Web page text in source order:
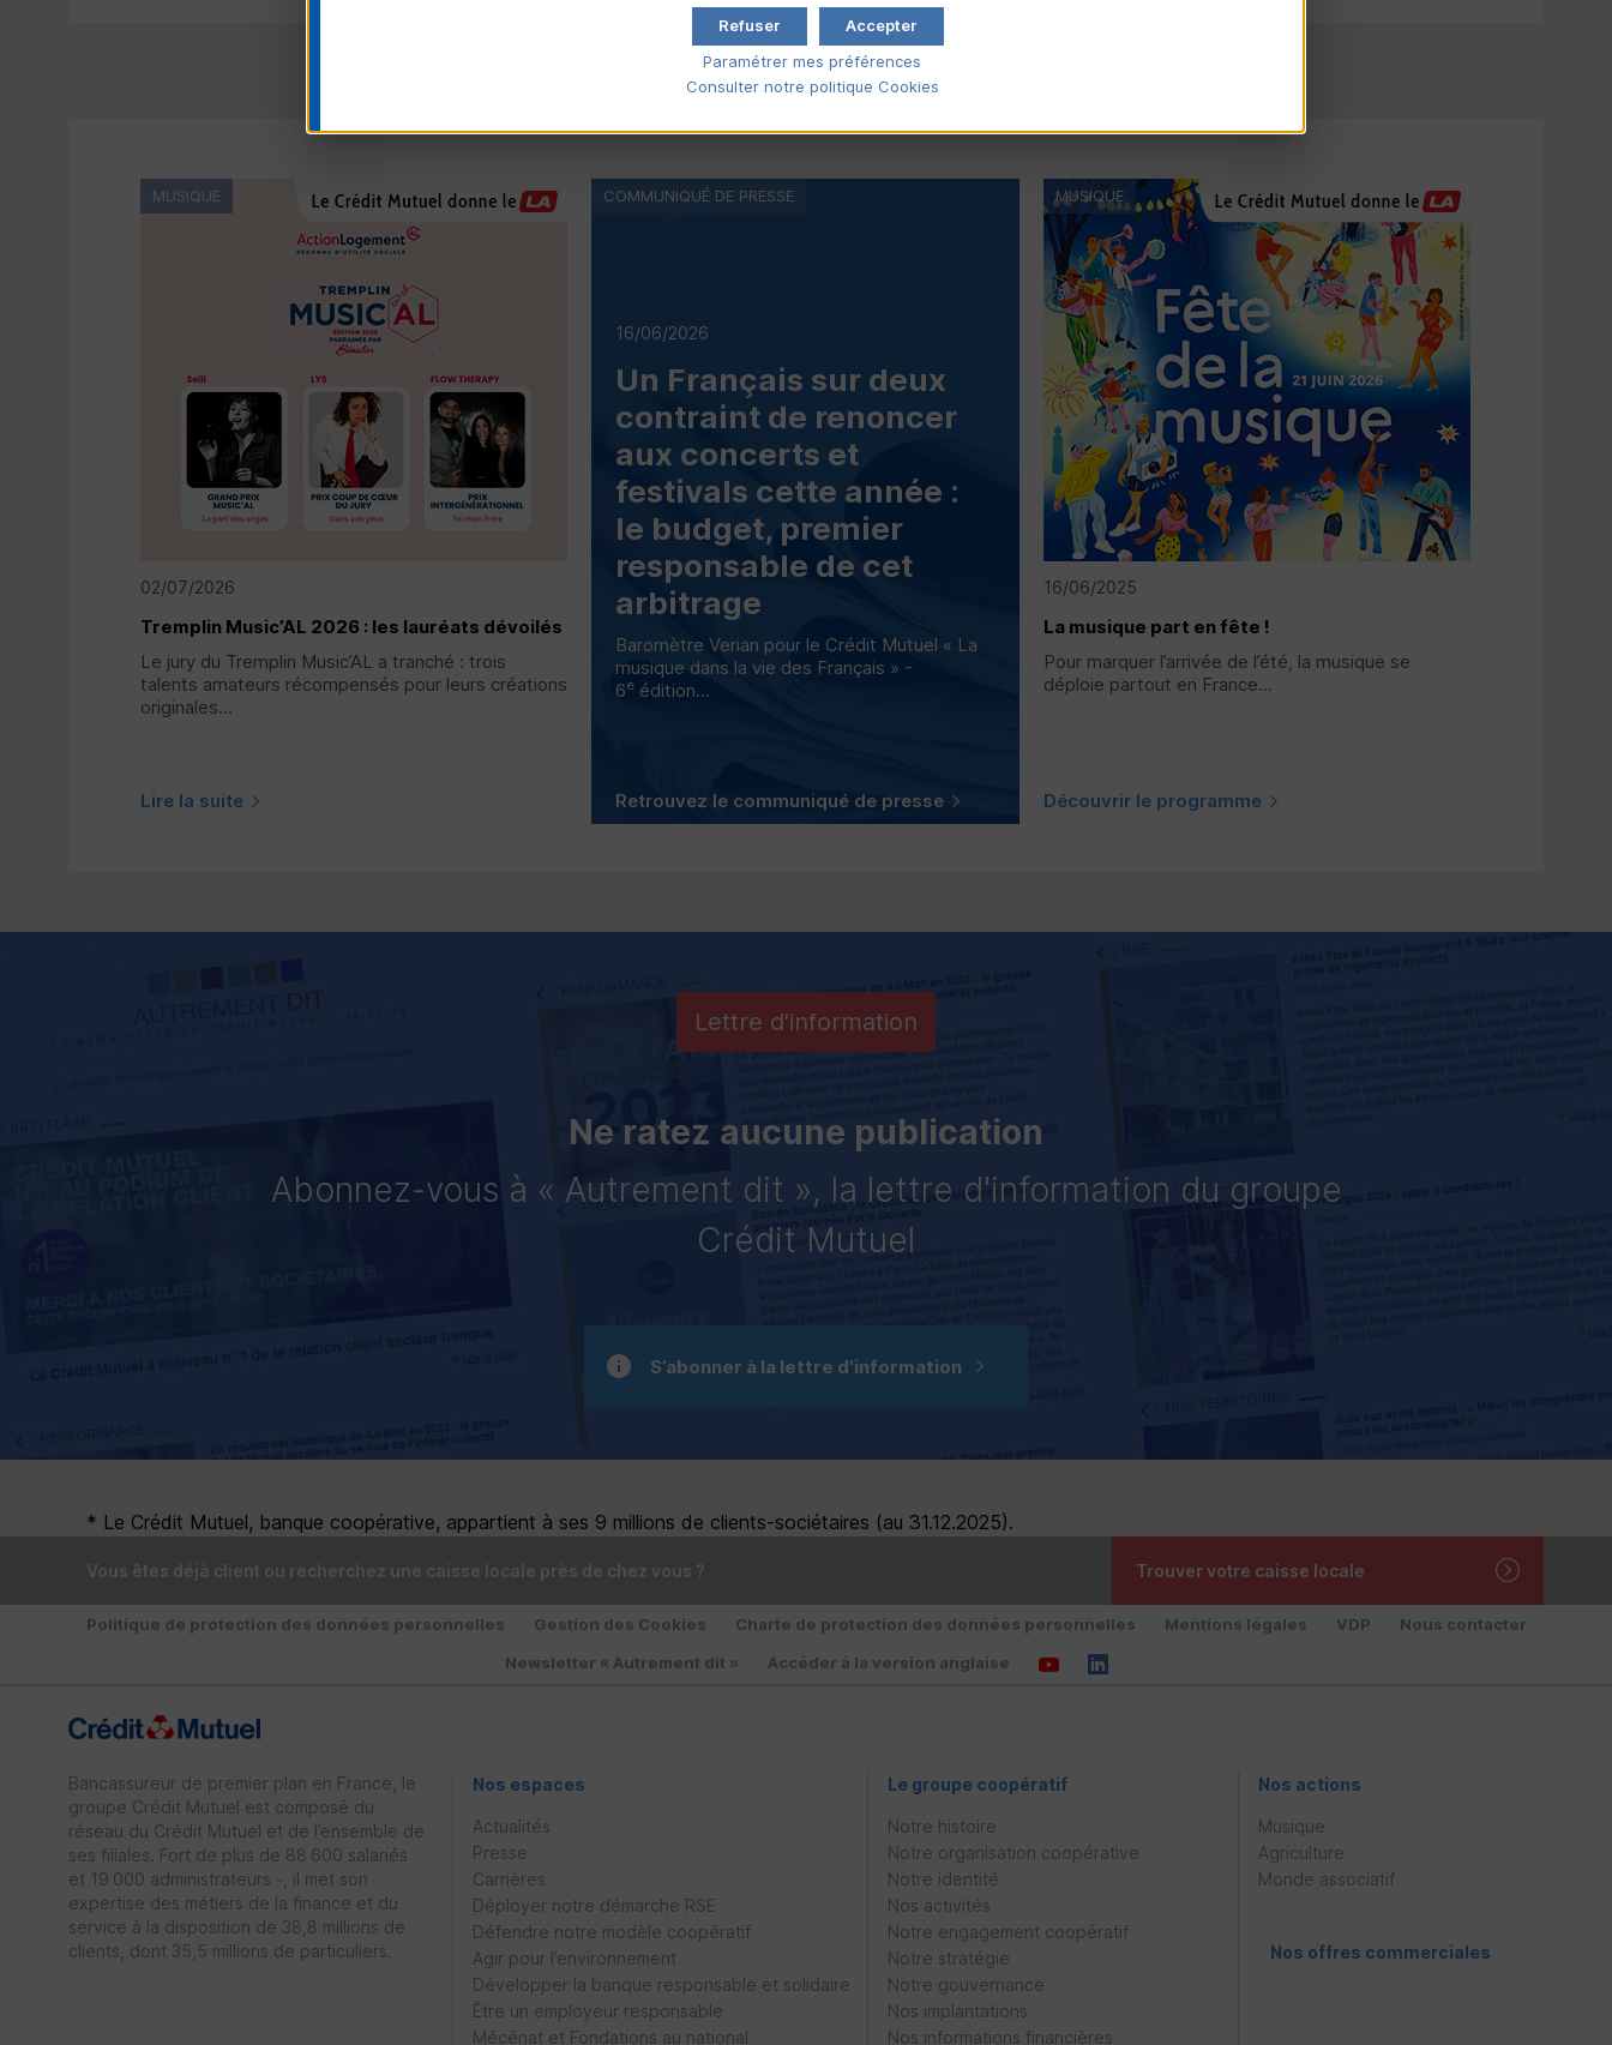
Pour aller plus loin
02/07/2026
Tremplin Music’AL 2026 : les lauréats dévoilés
Le jury du Tremplin Music’AL a tranché : trois
talents amateurs récompensés pour leurs créations
originales...
Lire la suite
MUSIQUE
16/06/2026
Un Français sur deux
contraint de renoncer
aux concerts et
festivals cette année :
le budget, premier
responsable de cet
arbitrage
Baromètre Verian pour le Crédit Mutuel « La
musique dans la vie des Français » -
6e édition...
Retrouvez le communiqué de presse
COMMUNIQUÉ DE PRESSE
16/06/2025
La musique part en fête !
Pour marquer l’arrivée de l’été, la musique se
déploie partout en France...
Découvrir le programme
MUSIQUE
Lettre d'information
Ne ratez aucune publication
Abonnez-vous à « Autrement dit », la lettre d'information du groupe
Crédit Mutuel
S’abonner à la lettre d'information
* Le Crédit Mutuel, banque coopérative, appartient à ses 9 millions de clients-sociétaires (au 31.12.2025).
Vous êtes déjà client ou recherchez une caisse locale près de chez vous ? Trouver votre caisse locale
Politique de protection des données personnelles Gestion des Cookies Charte de protection des données personnelles Mentions légales VDP
Nous contacter
Newsletter « Autrement dit »
Accéder à la version anglaise
Bancassureur de premier plan en France, le
groupe Crédit Mutuel est composé du
réseau du Crédit Mutuel et de l’ensemble de
ses filiales. Fort de plus de 88 600 salariés
et 19 000 administrateurs -, il met son
expertise des métiers de la finance et du
service à la disposition de 38,8 millions de
clients, dont 35,5 millions de particuliers.
Nos espaces
Actualités
Presse
Carrières
Déployer notre démarche RSE
Défendre notre modèle coopératif
Agir pour l’environnement
Développer la banque responsable et solidaire
Être un employeur responsable
Mécénat et Fondations au national
Le groupe coopératif
Notre histoire
Notre organisation coopérative
Notre identité
Nos activités
Notre engagement coopératif
Notre stratégie
Notre gouvernance
Nos implantations
Nos informations financières
Nos actions
Musique
Agriculture
Monde associatif
Nos offres commerciales
Accepter
Refuser
Paramétrer mes préférences
Consulter notre politique Cookies